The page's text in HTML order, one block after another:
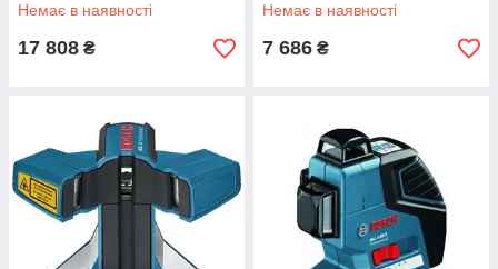
Немає в наявності
17 808 ₴
Немає в наявності
7 686 ₴